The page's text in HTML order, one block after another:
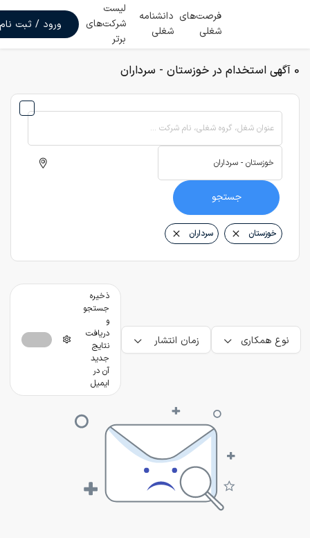
فرصت‌های
شغلی
دانشنامه
شغلی
لیست
شرکت‌های
برتر
ورود / ثبت نام
0 آگهی استخدام در خوزستان - سرداران
عنوان شغل، گروه شغلی، نام شرکت ...
جستجو
خوزستان سرداران
نوع همکاری زمان انتشار
ذخیره
جستجو
و
دریافت
نتایج
جدید
آن در
ایمیل